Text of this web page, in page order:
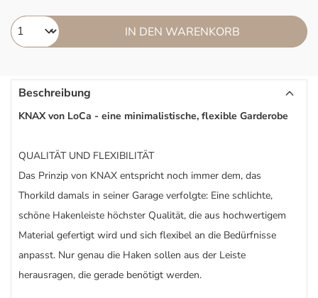
IN DEN WARENKORB
Beschreibung
KNAX von LoCa - eine minimalistische, flexible Garderobe
QUALITÄT UND FLEXIBILITÄT
Das Prinzip von KNAX entspricht noch immer dem, das
Thorkild damals in seiner Garage verfolgte: Eine schlichte,
schöne Hakenleiste höchster Qualität, die aus hochwertigem
Material gefertigt wird und sich flexibel an die Bedürfnisse
anpasst. Nur genau die Haken sollen aus der Leiste
herausragen, die gerade benötigt werden.